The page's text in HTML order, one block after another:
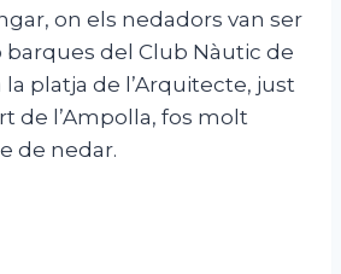
on els nedadors van ser
del Club Nàutic de
la platja de l’Arquitecte, just
de l’Ampolla, fos molt
de nedar.